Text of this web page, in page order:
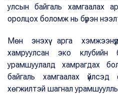
улсын байгаль хамгаалах
оролцох боломж нь бүрэн
Мөн энэхүү арга
хамруулсан эко
урамшуулалд хамрагдах
байгаль хамгаалах
хөгжилтэй шагнал